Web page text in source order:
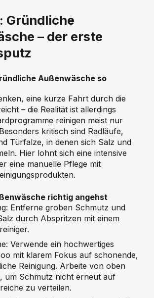
Gründliche
– der erste
Außenwäsche so
eine kurze Fahrt durch die
– die Realität ist allerdings
reinigen meist nur
kritisch sind Radläufe,
Türfalze, in denen sich Salz und
Hier lohnt sich eine intensive
eine manuelle Pflege mit
richtig angehst
Entferne groben Schmutz und
durch Abspritzen mit einem
Verwende ein hochwertiges
mit klarem Fokus auf schonende,
Reinigung. Arbeite von oben
um Schmutz nicht erneut auf
zu verteilen.